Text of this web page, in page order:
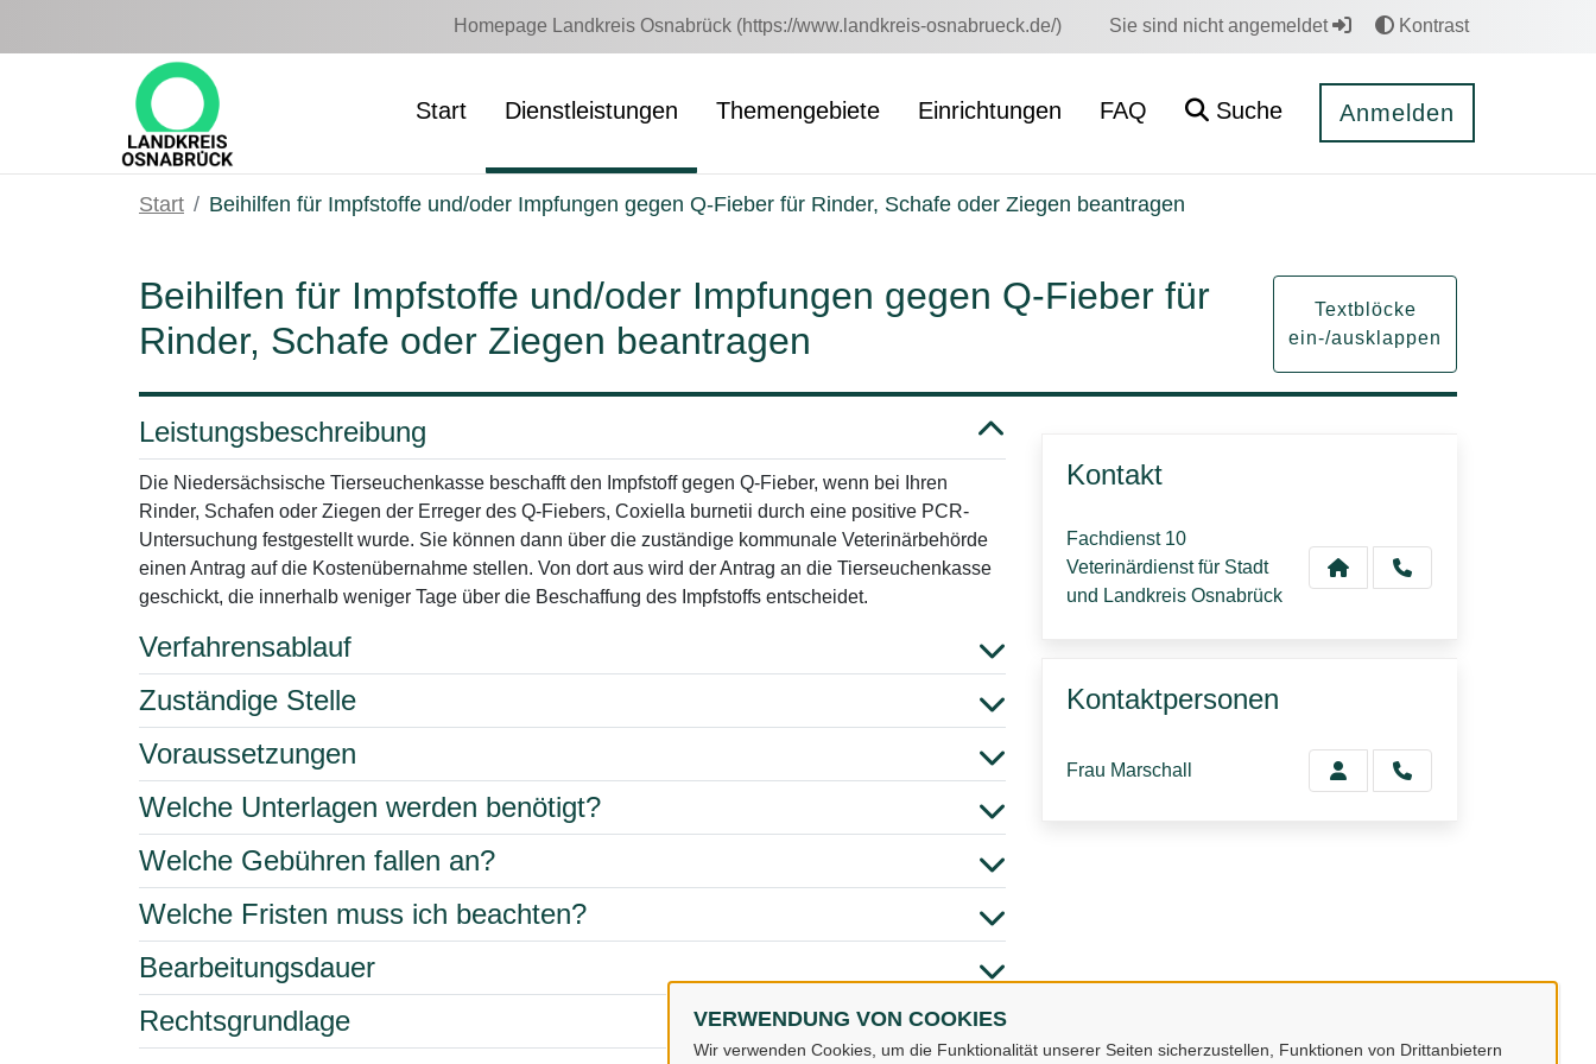
VERWENDUNG VON COOKIES
Wir verwenden Cookies, um die Funktionalität unserer Seiten sicherzustellen, Funktionen von Drittanbietern
Homepage Landkreis Osnabrück (https://www.landkreis-osnabrueck.de/) Sie sind nicht angemeldet Kontrast
Start Dienstleistungen Themengebiete Einrichtungen FAQ Suche Anmelden
Start Beihilfen für Impfstoffe und/oder Impfungen gegen Q-Fieber für Rinder, Schafe oder Ziegen beantragen
Beihilfen für Impfstoffe und/oder Impfungen gegen Q-Fieber für
Rinder, Schafe oder Ziegen beantragen
Textblöcke
ein-/ausklappen
Leistungsbeschreibung
Die Niedersächsische Tierseuchenkasse beschafft den Impfstoff gegen Q-Fieber, wenn bei Ihren
Rinder, Schafen oder Ziegen der Erreger des Q-Fiebers, Coxiella burnetii durch eine positive PCR-
Untersuchung festgestellt wurde. Sie können dann über die zuständige kommunale Veterinärbehörde
einen Antrag auf die Kostenübernahme stellen. Von dort aus wird der Antrag an die Tierseuchenkasse
geschickt, die innerhalb weniger Tage über die Beschaffung des Impfstoffs entscheidet.
Verfahrensablauf
Zuständige Stelle
Voraussetzungen
Welche Unterlagen werden benötigt?
Welche Gebühren fallen an?
Welche Fristen muss ich beachten?
Bearbeitungsdauer
Rechtsgrundlage
Kontakt
Fachdienst 10
Veterinärdienst für Stadt
und Landkreis Osnabrück
Kontaktpersonen
Frau Marschall